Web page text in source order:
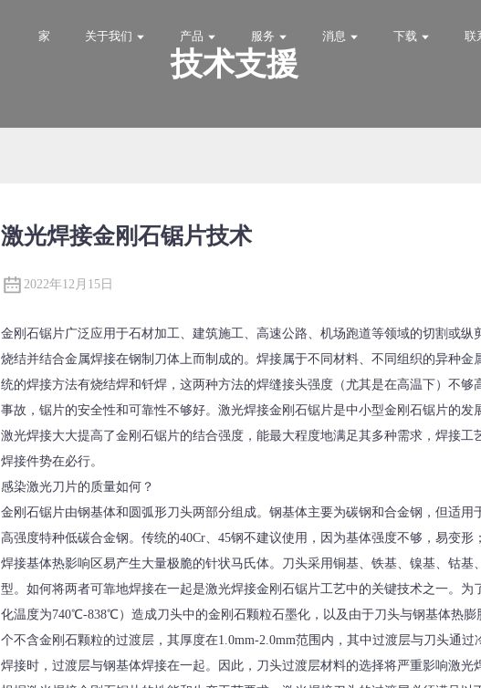
家 关于我们 产品 服务 消息 下载 联
技术支援
激光焊接金刚石锯片技术
2022年12月15日
金刚石锯片广泛应用于石材加工、建筑施工、高速公路、机场跑道等领域的切割或
烧结并结合金属焊接在钢制刀体上而制成的。焊接属于不同材料、不同组织的异种
统的焊接方法有烧结焊和钎焊，这两种方法的焊缝接头强度（尤其是在高温下）不
事故，锯片的安全性和可靠性不够好。激光焊接金刚石锯片是中小型金刚石锯片的发
激光焊接大大提高了金刚石锯片的结合强度，能最大程度地满足其多种需求，焊接
焊接件势在必行。
感染激光刀片的质量如何？
金刚石锯片由钢基体和圆弧形刀头两部分组成。钢基体主要为碳钢和合金钢，但适用
高强度特种低碳合金钢。传统的40Cr、45钢不建议使用，因为基体强度不够，易变
焊接基体热影响区易产生大量极脆的针状马氏体。刀头采用铜基、铁基、镍基、钴
型。如何将两者可靠地焊接在一起是激光焊接金刚石锯片工艺中的关键技术之一。
化温度为740℃-838℃）造成刀头中的金刚石颗粒石墨化，以及由于刀头与钢基体热
个不含金刚石颗粒的过渡层，其厚度在1.0mm-2.0mm范围内，其中过渡层与刀头通
焊接时，过渡层与钢基体焊接在一起。因此，刀头过渡层材料的选择将严重影响激光